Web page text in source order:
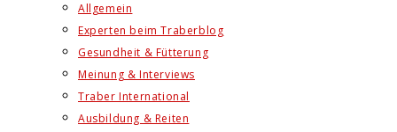
Allgemein
Experten beim Traberblog
Gesundheit & Fütterung
Meinung & Interviews
Traber International
Ausbildung & Reiten